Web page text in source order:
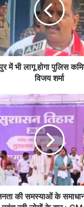
Chhattisgarh
में भी लागू होगा पुलिस
विजय शर्मा
की समस्याओं के